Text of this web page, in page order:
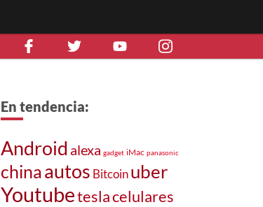
En tendencia:
Android alexa gadget iMac panasonic
chinaautos Bitcoinuber
Youtubeteslacelulares